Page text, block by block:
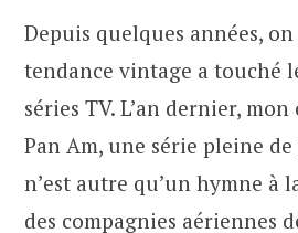
Depuis quelques années,
tendance vintage a touché
séries TV. L’an dernier,
Pan Am, une série pleine de
n’est autre qu’un hymne à
des compagnies aériennes